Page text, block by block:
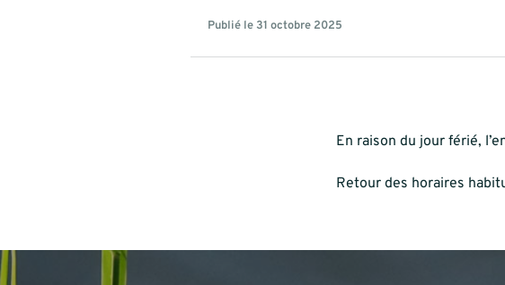
Publié le 31 octobre 2025
En raison du jour férié,
Retour des horaires